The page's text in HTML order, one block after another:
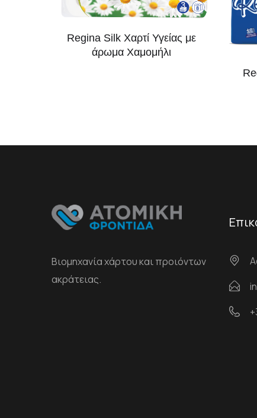
Regina Silk Χαρτί Υγείας με
άρωμα Χαμομήλι
Βιομηχανία χάρτου και προιόντων
ακράτειας.